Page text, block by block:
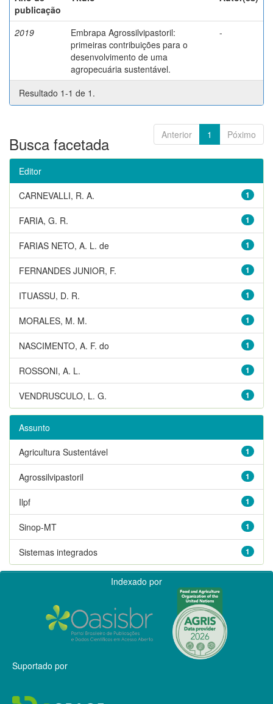
publicação
2019
Embrapa Agrossilvipastoril:
primeiras contribuições para o
desenvolvimento de uma
agropecuária sustentável.
-
Resultado 1-1 de 1.
Anterior 1 Póximo
Busca facetada
Editor
1
CARNEVALLI, R. A.
1
FARIA, G. R.
1
FARIAS NETO, A. L. de
1
FERNANDES JUNIOR, F.
1
ITUASSU, D. R.
1
MORALES, M. M.
1
NASCIMENTO, A. F. do
1
ROSSONI, A. L.
1
VENDRUSCULO, L. G.
Assunto
1
Agricultura Sustentável
1
Agrossilvipastoril
1
Ilpf
1
Sinop-MT
1
Sistemas integrados
Indexado por
Suportado por